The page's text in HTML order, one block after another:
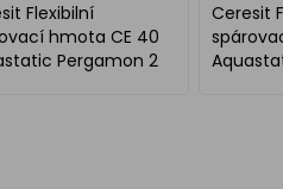
Flexibilní
hmota CE 40
Pergamon 2
Ceresit